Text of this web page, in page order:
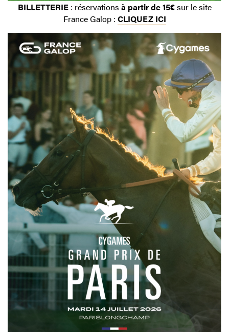
BILLETTERIE: réservations à partir de 15€sur le site
France Galop : CLIQUEZ ICI